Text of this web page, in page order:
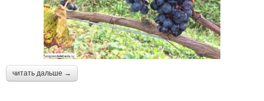
читать дальше →